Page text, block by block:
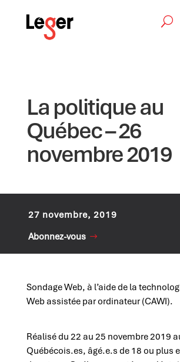
La politique au
Québec – 26
novembre 2019
27 novembre, 2019
Abonnez-vous
Sondage Web, à l’aide de la
Web assistée par ordinateur (CAWI).
Réalisé du 22 au 25 novembre 2019
Québécois.es, âgé.e.s de 18 ou plus